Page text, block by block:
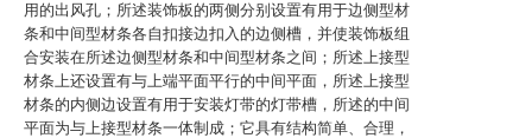
用的出风孔；所述装饰板的两侧分别设置有用于边侧型材
条和中间型材条各自扣接边扣入的边侧槽，并使装饰板组
合安装在所述边侧型材条和中间型材条之间；所述上接型
材条上还设置有与上端平面平行的中间平面，所述上接型
材条的内侧边设置有用于安装灯带的灯带槽，所述的中间
平面为与上接型材条一体制成；它具有结构简单、合理，